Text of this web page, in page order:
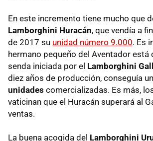
En este incremento tiene mucho que
Lamborghini Huracán, que vendía a
de 2017 su unidad número 9.000. Es
hermano pequeño del Aventador está
senda iniciada por el Lamborghini
diez años de producción, conseguía
unidades comercializadas. Es más,
vaticinan que el Huracán superará al
ventas.
La buena acogida del Lamborghini